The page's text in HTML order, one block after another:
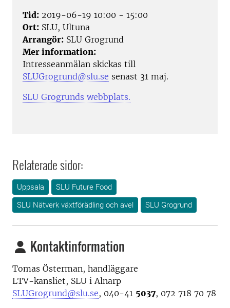
Tid: 2019-06-19 10:00 - 15:00
Ort: SLU, Ultuna
Arrangör: SLU Grogrund
Mer information:
Intresseanmälan skickas till
SLUGrogrund@slu.se senast 31 maj.
SLU Grogrunds webbplats.
Relaterade sidor:
Uppsala
SLU Future Food
SLU Nätverk växtförädling och avel
SLU Grogrund
Kontaktinformation
Tomas Österman, handläggare
LTV-kansliet, SLU i Alnarp
SLUGrogrund@slu.se, 040-41 5037, 072 718 70 78